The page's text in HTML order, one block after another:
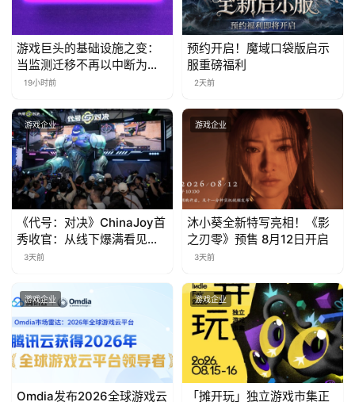
游戏巨头的基础设施之变：
当监测迁移不再以中断为代
价
19小时前
预约开启！魔域口袋版启示
服重磅福利
2天前
游戏企业
《代号：对决》ChinaJoy首
秀收官：从线下爆满看见玩
家的真实期待
3天前
游戏企业
沐小葵全新特写亮相！《影
之刃零》预售 8月12日开启
3天前
游戏企业
Omdia发布2026全球游戏云
游戏企业
「摊开玩」独立游戏市集正